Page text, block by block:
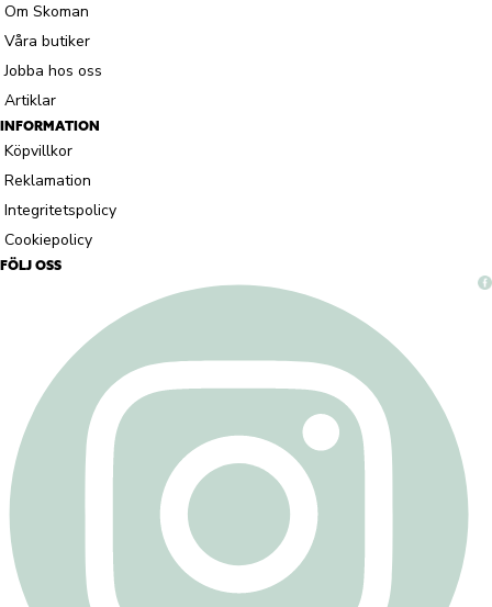
Om Skoman
Våra butiker
Jobba hos oss
Artiklar
INFORMATION
Köpvillkor
Reklamation
Integritetspolicy
Cookiepolicy
FÖLJ OSS